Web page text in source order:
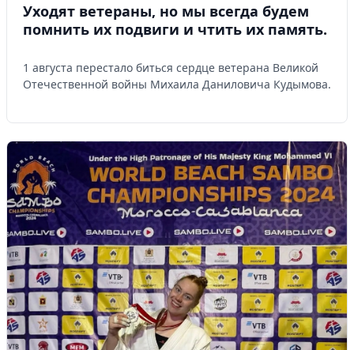
Уходят ветераны, но мы всегда будем
помнить их подвиги и чтить их память.
1 августа перестало биться сердце ветерана Великой
Отечественной войны Михаила Даниловича Кудымова.